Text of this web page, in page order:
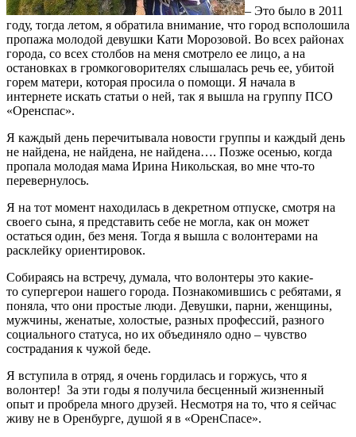
– Это было в 2011
году, тогда летом, я обратила внимание, что город всполошила
пропажа молодой девушки Кати Морозовой. Во всех районах
города, со всех столбов на меня смотрело ее лицо, а на
остановках в громкоговорителях слышалась речь ее, убитой
горем матери, которая просила о помощи. Я начала в
интернете искать статьи о ней, так я вышла на группу ПСО
«Оренспас».
Я каждый день перечитывала новости группы и каждый день
не найдена, не найдена, не найдена…. Позже осенью, когда
пропала молодая мама Ирина Никольская, во мне что-то
перевернулось.
Я на тот момент находилась в декретном отпуске, смотря на
своего сына, я представить себе не могла, как он может
остаться один, без меня. Тогда я вышла с волонтерами на
расклейку ориентировок.
Собираясь на встречу, думала, что волонтеры это какие-
то супергерои нашего города. Познакомившись с ребятами, я
поняла, что они простые люди. Девушки, парни, женщины,
мужчины, женатые, холостые, разных профессий, разного
социального статуса, но их объединяло одно – чувство
сострадания к чужой беде.
Я вступила в отряд, я очень гордилась и горжусь, что я
волонтер! За эти годы я получила бесценный жизненный
опыт и пробрела много друзей. Несмотря на то, что я сейчас
живу не в Оренбурге, душой я в «ОренСпасе».